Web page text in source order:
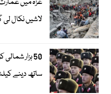
لاشیں نکال لی
50 ہزار
ساتھ دینے